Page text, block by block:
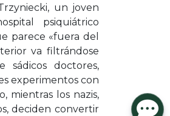
un joven
psiquiátrico
parece «fuera del
va filtrándose
doctores,
experimentos con
mientras los nazis,
deciden convertir